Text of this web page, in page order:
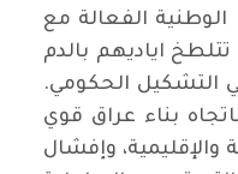
الوطنية الفعالة مع
اياديهم بالدم
التشكيل الحكومي.
بناء عراق قوي
والإقليمية، وإفشال